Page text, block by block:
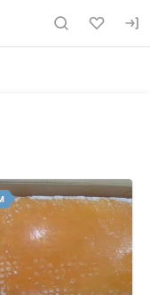
fruitinfo.ru